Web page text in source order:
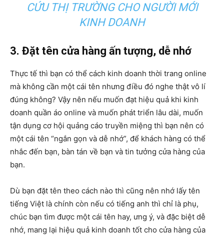
CỨU THỊ TRƯỜNG CHO NGƯỜI MỚI
KINH DOANH
3. Đặt tên cửa hàng ấn tượng, dễ nhớ
Thực tế thì bạn có thể cách kinh doanh thời trang online
mà không cần một cái tên nhưng điều đó nghe thật vô lí
đúng không? Vậy nên nếu muốn đạt hiệu quả khi kinh
doanh quần áo online và muốn phát triển lâu dài, muốn
tận dụng cơ hội quảng cáo truyền miệng thì bạn nên có
một cái tên “ngắn gọn và dễ nhớ”, để khách hàng có thể
nhắc đến bạn, bàn tán về bạn và tin tưởng cửa hàng của
bạn.
Dù bạn đặt tên theo cách nào thì cũng nên nhớ lấy tên
tiếng Việt là chính còn nếu có tiếng anh thì chỉ là phụ,
chúc bạn tìm được một cái tên hay, ưng ý, và đặc biệt dễ
nhớ, mang lại hiệu quả kinh doanh tốt cho cửa hàng của